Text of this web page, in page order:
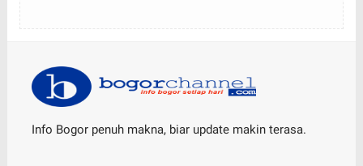
Info Bogor penuh makna, biar update makin terasa.